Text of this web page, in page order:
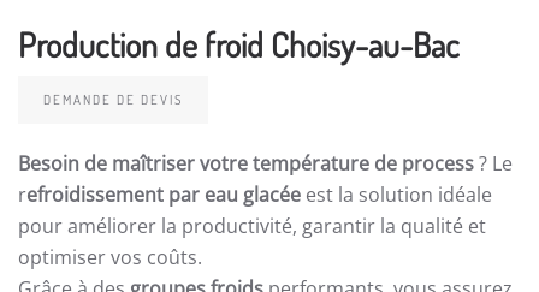
Production de froid Choisy-au-Bac
DEMANDE DE DEVIS
Besoin de maîtriser votre température de process? Le
refroidissement par eau glacée est la solution idéale
pour améliorer la productivité, garantir la qualité et
optimiser vos coûts.